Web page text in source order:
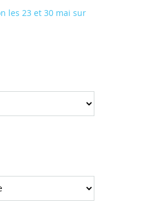
les 23 et 30 mai sur